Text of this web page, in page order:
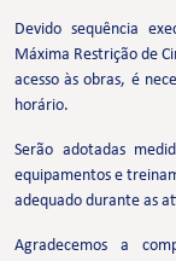
Devido sequência
Máxima Restrição de
acesso às obras, é
horário.
Serão adotadas
equipamentos e
adequado durante as
Agradecemos a